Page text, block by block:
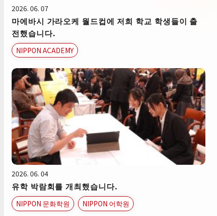
2026. 06. 07
마에바시 가라오케 월드컵에 저희 학교 학생들이 출
전했습니다.
NIPPON ACADEMY
2026. 06. 04
유학 박람회를 개최했습니다.
NIPPON 문화학원 NIPPON 어학원